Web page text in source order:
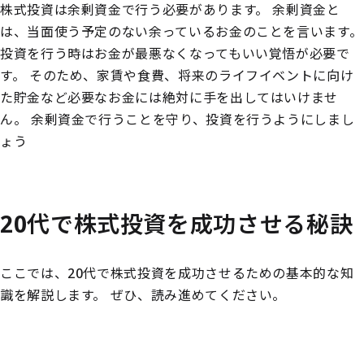
株式投資は余剰資金で行う必要があります。
余剰資金と
は、当面使う予定のない余っているお金のことを言います。
投資を行う時はお金が最悪なくなってもいい覚悟が必要で
す。
そのため、家賃や食費、将来のライフイベントに向け
た貯金など必要なお金には絶対に手を出してはいけませ
ん。
余剰資金で行うことを守り、投資を行うようにしまし
ょう
20代で株式投資を成功させる秘訣
ここでは、20代で株式投資を成功させるための基本的な知
識を解説します。
ぜひ、読み進めてください。